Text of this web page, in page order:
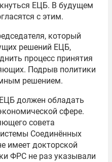
ЕЦБ. В будущем
с этим.
который
решений ЕЦБ,
процесс принятия
Подрыв политики
решением.
должен обладать
сфере.
совета
Соединённых
имеет докторской
ФРС не раз указывали